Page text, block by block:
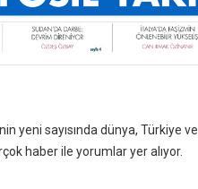
yeni sayısında dünya, Türkiye ve
haber ile yorumlar yer alıyor.